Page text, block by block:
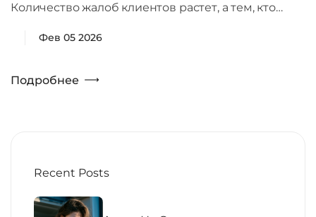
Количество жалоб клиентов растет, а тем, кто…
Фев 05 2026
Подробнее
Recent Posts